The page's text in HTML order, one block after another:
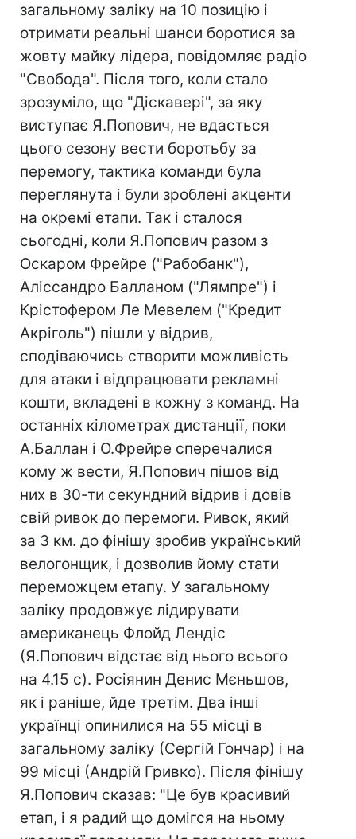
загальному заліку на 10 позицію і
отримати реальні шанси боротися за
жовту майку лідера, повідомляє радіо
"Свобода". Після того, коли стало
зрозуміло, що "Діскавері", за яку
виступає Я.Попович, не вдасться
цього сезону вести боротьбу за
перемогу, тактика команди була
переглянута і були зроблені акценти
на окремі етапи. Так і сталося
сьогодні, коли Я.Попович разом з
Оскаром Фрейре ("Рабобанк"),
Аліссандро Балланом ("Лямпре") і
Крістофером Ле Мевелем ("Кредит
Акріголь") пішли у відрив,
сподіваючись створити можливість
для атаки і відпрацювати рекламні
кошти, вкладені в кожну з команд. На
останніх кілометрах дистанції, поки
А.Баллан і О.Фрейре сперечалися
кому ж вести, Я.Попович пішов від
них в 30-ти секундний відрив і довів
свій ривок до перемоги. Ривок, який
за 3 км. до фінішу зробив український
велогонщик, і дозволив йому стати
переможцем етапу. У загальному
заліку продовжує лідирувати
американець Флойд Лендіс
(Я.Попович відстає від нього всього
на 4.15 с). Росіянин Денис Мєньшов,
як і раніше, йде третім. Два інші
українці опинилися на 55 місці в
загальному заліку (Сергій Гончар) і на
99 місці (Андрій Гривко). Після фінішу
Я.Попович сказав: "Це був красивий
етап, і я радий що домігся на ньому